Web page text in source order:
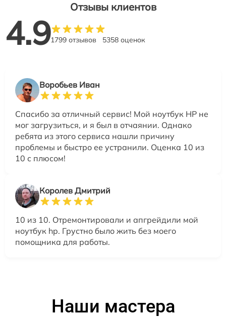
Отзывы клиентов
4.91799 отзывов 5358 оценок
Воробьев Иван
Спасибо за отличный сервис! Мой ноутбук HP не
мог загрузиться, и я был в отчаянии. Однако
ребята из этого сервиса нашли причину
проблемы и быстро ее устранили. Оценка 10 из
10 с плюсом!
Королев Дмитрий
10 из 10. Отремонтировали и апгрейдили мой
ноутбук hp. Грустно было жить без моего
помощника для работы.
Наши мастера